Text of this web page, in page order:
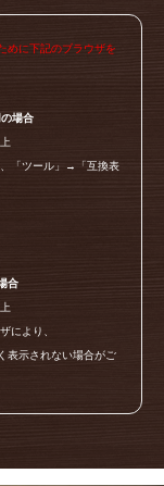
めに下記のブラウザを
場合
「ツール」→「互換表
合
により、
表示されない場合がご